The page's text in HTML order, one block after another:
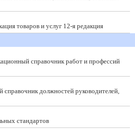
товаров и услуг 12-я редакция
справочник работ и профессий
должностей руководителей,
стандартов